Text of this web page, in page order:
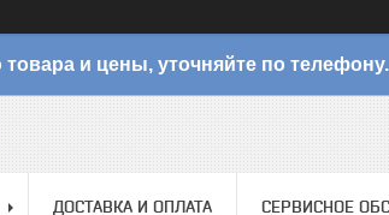
и цены, уточняйте по телефону.
ДОСТАВКА И ОПЛАТА СЕРВИСНОЕ